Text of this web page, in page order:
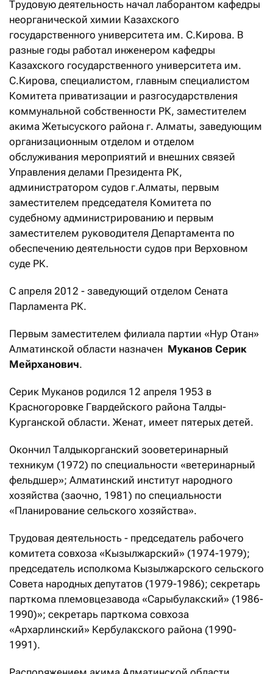
Трудовую деятельность начал лаборантом кафедры
неорганической химии Казахского
государственного университета им. С.Кирова. В
разные годы работал инженером кафедры
Казахского государственного университета им.
С.Кирова, специалистом, главным специалистом
Комитета приватизации и разгосударствления
коммунальной собственности РК, заместителем
акима Жетысуского района г. Алматы, заведующим
организационным отделом и отделом
обслуживания мероприятий и внешних связей
Управления делами Президента РК,
администратором судов г.Алматы, первым
заместителем председателя Комитета по
судебному администрированию и первым
заместителем руководителя Департамента по
обеспечению деятельности судов при Верховном
суде РК.
С апреля 2012 - заведующий отделом Сената
Парламента РК.
Первым заместителем филиала партии «Нур Отан»
Алматинской области назначен Муканов Серик
Мейрханович.
Серик Муканов родился 12 апреля 1953 в
Красногоровке Гвардейского района Талды-
Курганской области. Женат, имеет пятерых детей.
Окончил Талдыкорганский зооветеринарный
техникум (1972) по специальности «ветеринарный
фельдшер»; Алматинский институт народного
хозяйства (заочно, 1981) по специальности
«Планирование сельского хозяйства».
Трудовая деятельность - председатель рабочего
комитета совхоза «Кызылжарский» (1974-1979);
председатель исполкома Кызылжарского сельского
Совета народных депутатов (1979-1986); секретарь
парткома племовцезавода «Сарыбулакский» (1986-
1990)»; секретарь парткома совхоза
«Архарлинский» Кербулакского района (1990-
1991).